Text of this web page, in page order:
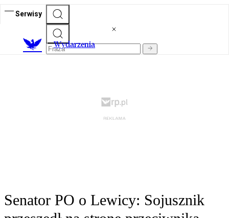
Serwisy
Wydarzenia
Senator PO o Lewicy: Sojusznik